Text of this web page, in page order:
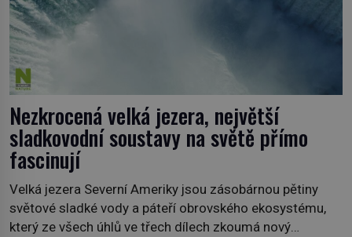
Nezkrocená velká jezera, největší
sladkovodní soustavy na světě přímo
fascinují
Velká jezera Severní Ameriky jsou zásobárnou pětiny
světové sladké vody a páteří obrovského ekosystému,
který ze všech úhlů ve třech dílech zkoumá nový